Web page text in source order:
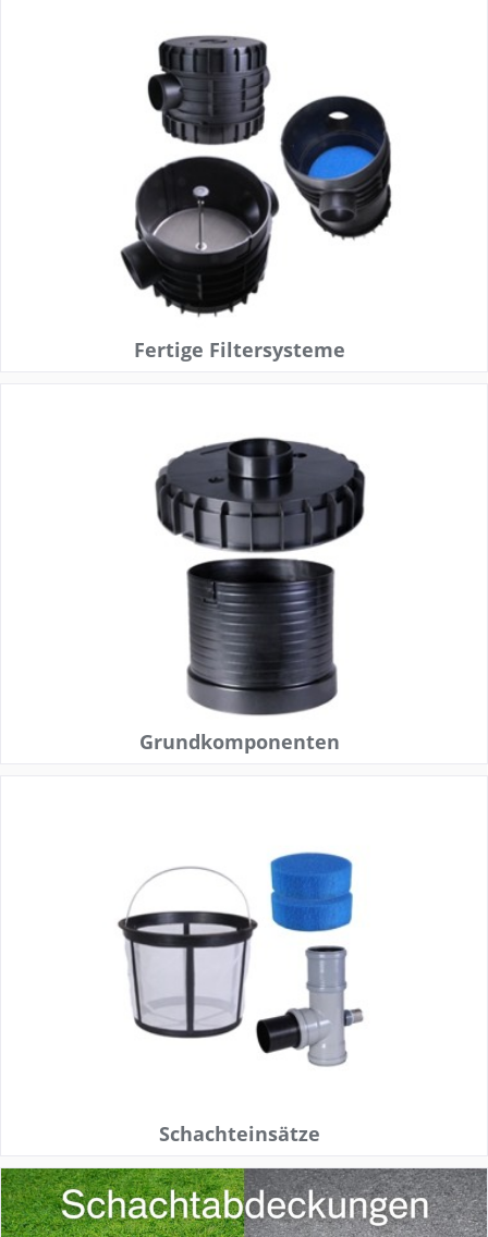
Fertige Filtersysteme
Grundkomponenten
Schachteinsätze